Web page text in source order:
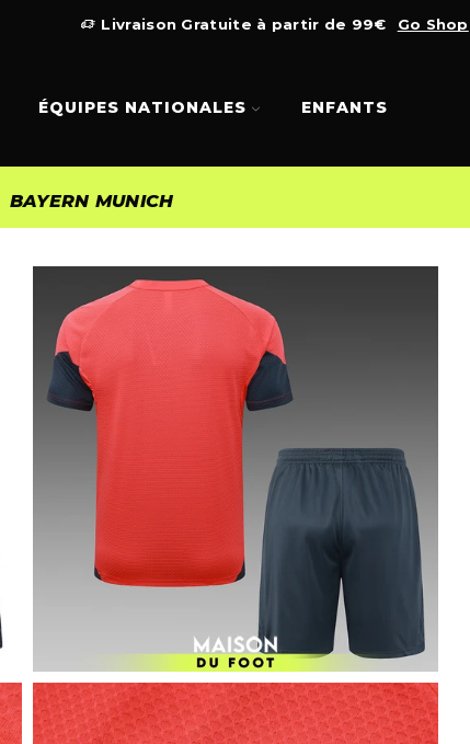
Livraison Gratuite à partir de 99€ Go Shop
ÉQUIPES NATIONALES ENFANTS
BAYERN MUNICH